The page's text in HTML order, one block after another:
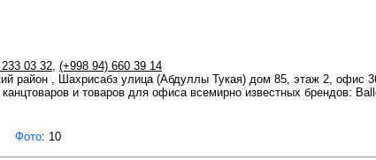
03 32, (+998 94) 660 39 14
район , Шахрисабз улица (Абдуллы Тукая) дом 85, этаж 2, офис
канцтоваров и товаров для офиса всемирно известных брендов:
Фото: 10